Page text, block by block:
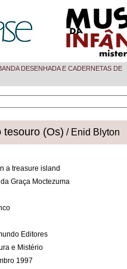
DESENHADA E CADERNETAS DE
tesouro (Os) / Enid Blyton
a treasure island
Graça Moctezuma
Editores
e Mistério
1997